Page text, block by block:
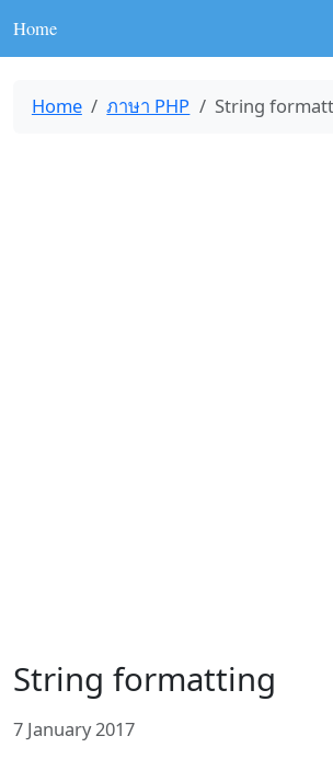
Home
Home ภาษา PHP String
String formatting
7 January 2017